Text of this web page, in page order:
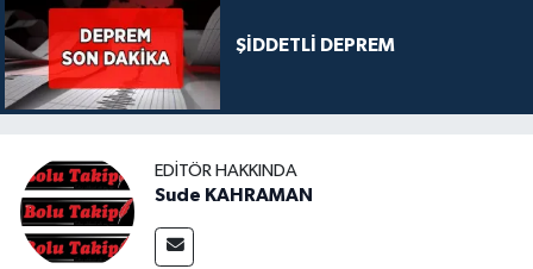
ŞİDDETLİ DEPREM
EDITÖR HAKKINDA
Sude KAHRAMAN